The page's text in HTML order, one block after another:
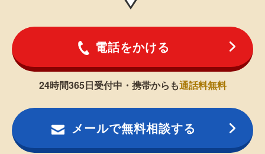
電話をかける
24時間365日受付中・携帯からも通話料無料
メールで無料相談する